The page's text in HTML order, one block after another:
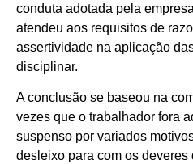
conduta adotada pela
atendeu aos requisitos de
assertividade na aplicação
disciplinar.
A conclusão se baseou na
vezes que o trabalhador fora
suspenso por variados
desleixo para com os deveres